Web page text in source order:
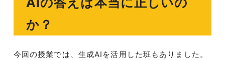
か？
今回の授業では、生成AIを活用した班もありました。